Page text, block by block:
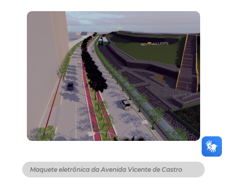
Maquete eletrônica da Avenida Vicente de Castro